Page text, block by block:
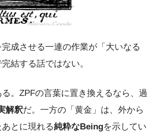
成させる一連の作業が「大いなる
結する話ではない。
。ZPFの言葉に置き換えるなら、過
解釈だ。一方の「黄金」は、外から
とに現れる純粋なBeingを示してい